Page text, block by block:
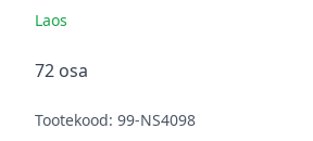
Laos
Kirjeldus
72 osa
Tootekood: 99-NS4098